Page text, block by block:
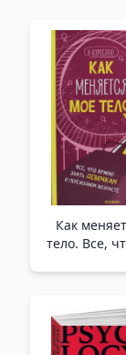
Как
тело. Все,
Değişiyor?
Geçiş